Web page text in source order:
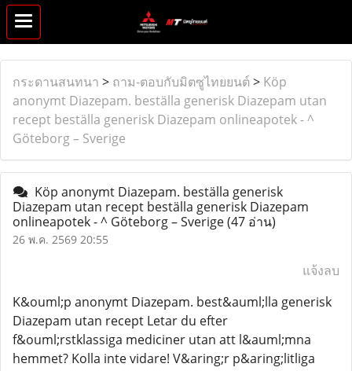
กระดานสนทนา > ถาม-ตอบกับมิตซูไทยยนต์ > Köp
anonymt Diazepam. beställa generisk Diazepam utan
recept beställa generisk Diazepam onlineapotek - ^
Göteborg – Sverige
Köp anonymt Diazepam. beställa generisk
Diazepam utan recept beställa generisk Diazepam
onlineapotek - ^ Göteborg – Sverige(47 อ่าน)
26 พ.ค. 2569 20:55
แจ้งลบ
K&ouml;p anonymt Diazepam. best&auml;lla generisk
Diazepam utan recept Letar du efter
f&ouml;rstklassiga mediciner utan att l&auml;mna
hemmet? Kolla inte vidare! V&aring;r p&aring;litliga